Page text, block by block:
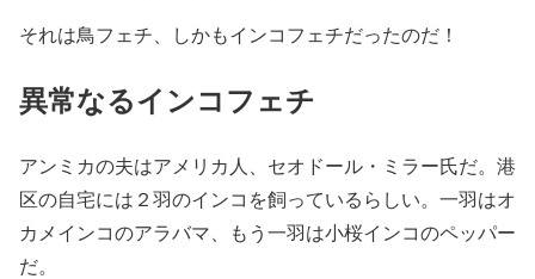
それは鳥フェチ、しかもインコフェチだったのだ！
異常なるインコフェチ
アンミカの夫はアメリカ人、セオドール・ミラー氏だ。港
区の自宅には２羽のインコを飼っているらしい。一羽はオ
カメインコのアラバマ、もう一羽は小桜インコのペッパー
だ。